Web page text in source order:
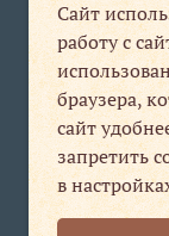
Сайт
работу с
браузера,
сайт
запретить
в
пн-пт